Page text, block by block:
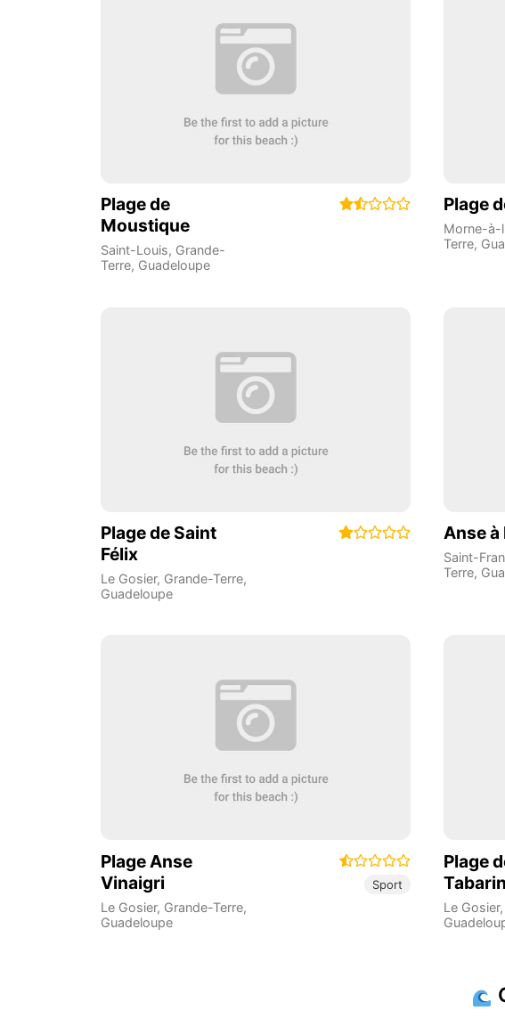
Plage de
Moustique
Saint-Louis, Grande-
Terre, Guadeloupe
Plage
Morne-à-
Terre,
Plage de Saint
Félix
Le Gosier, Grande-Terre,
Guadeloupe
Anse à
Saint-
Terre,
Plage Anse
Vinaigri
Le Gosier, Grande-Terre,
Guadeloupe
Sport
Plage
Tabarin
Le Gosier,